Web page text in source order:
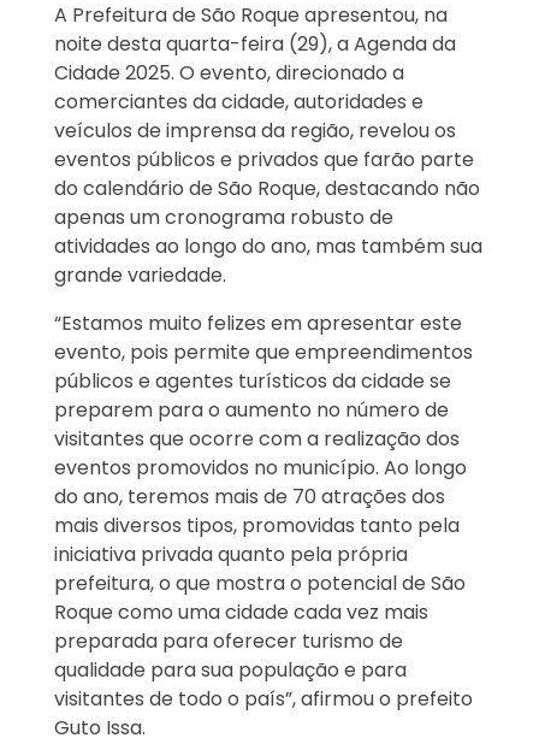
A Prefeitura de São Roque apresentou, na
noite desta quarta-feira (29), a Agenda da
Cidade 2025. O evento, direcionado a
comerciantes da cidade, autoridades e
veículos de imprensa da região, revelou os
eventos públicos e privados que farão parte
do calendário de São Roque, destacando não
apenas um cronograma robusto de
atividades ao longo do ano, mas também sua
grande variedade.
“Estamos muito felizes em apresentar este
evento, pois permite que empreendimentos
públicos e agentes turísticos da cidade se
preparem para o aumento no número de
visitantes que ocorre com a realização dos
eventos promovidos no município. Ao longo
do ano, teremos mais de 70 atrações dos
mais diversos tipos, promovidas tanto pela
iniciativa privada quanto pela própria
prefeitura, o que mostra o potencial de São
Roque como uma cidade cada vez mais
preparada para oferecer turismo de
qualidade para sua população e para
visitantes de todo o país”, afirmou o prefeito
Guto Issa.